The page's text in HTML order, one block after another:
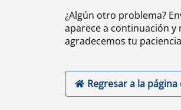
¿Algún otro problema?
aparece a continuación
agradecemos tu
Regresar a la